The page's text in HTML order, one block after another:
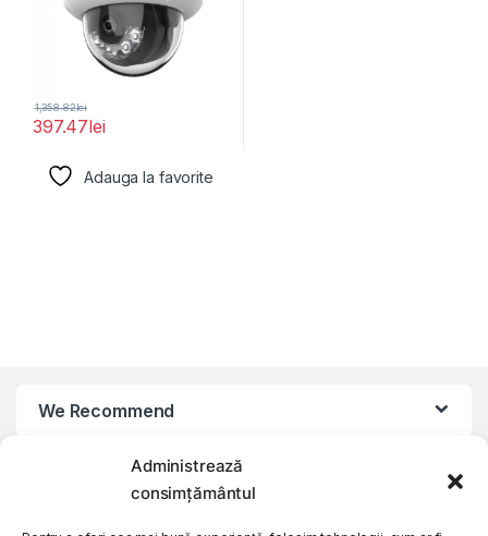
Administrează
consimțământul
397.47lei
1,358.82lei
Adauga la favorite
We Recommend
My Account